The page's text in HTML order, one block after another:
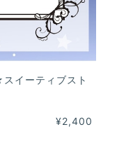
イーティブスト
¥2,400